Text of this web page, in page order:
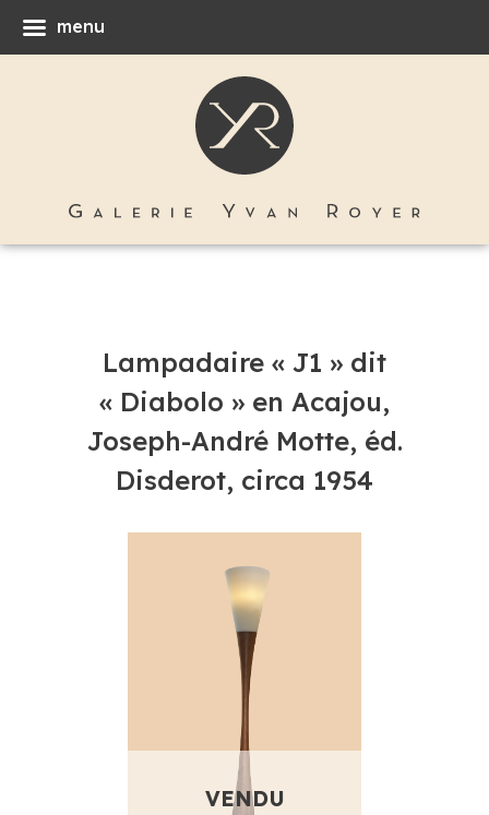
Lampadaire « J1 » dit
« Diabolo » en Acajou,
Joseph-André Motte, éd.
Disderot, circa 1954
menu